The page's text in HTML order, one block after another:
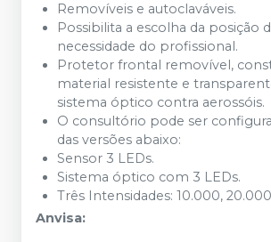
Removíveis e autoclaváveis.
Possibilita a escolha da posição
necessidade do profissional.
Protetor frontal removível,
material resistente e
sistema óptico contra aerossóis.
O consultório pode ser
das versões abaixo:
Sensor 3 LEDs.
Sistema óptico com 3 LEDs.
Três Intensidades: 10.000,
Anvisa: